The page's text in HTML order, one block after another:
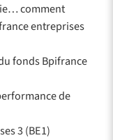
comment
entreprises
fonds Bpifrance
de
3 (BE1)